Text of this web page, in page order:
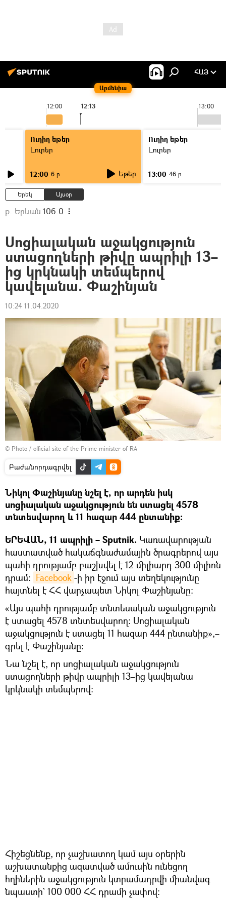
Արմենիա
ՀԱՅ
12:00 13:00
12:13
Ուղիղ եթեր
Լուրեր
12:00 6 ր Եթեր
Ուղիղ եթեր
Լուրեր
13:00 46 ր
Երեկ Այսօր
ք. Երևան 106.0
Սոցիալական աջակցություն
ստացողների թիվը ապրիլի 13–
ից կրկնակի տեմպերով
կավելանա. Փաշինյան
10:24 11.04.2020
© Photo / official site of the Prime minister of RA
Բաժանորդագրվել
Նիկոլ Փաշինյանը նշել է, որ արդեն իսկ
սոցիալական աջակցություն են ստացել 4578
տնտեսվարող և 11 հազար 444 ընտանիք։
ԵՐԵՎԱՆ, 11 ապրիլի – Sputnik. Կառավարության
հաստատված հակաճգնաժամային ծրագրերով այս
պահի դրությամբ բաշխվել է 12 միլիարդ 300 միլիոն
դրամ: Facebook -ի իր էջում այս տեղեկությունը
հայտնել է ՀՀ վարչապետ Նիկոլ Փաշինյանը։
«Այս պահի դրությամբ տնտեսական աջակցություն
է ստացել 4578 տնտեսվարող: Սոցիալական
աջակցություն է ստացել 11 հազար 444 ընտանիք»,–
գրել է Փաշինյանը:
Նա նշել է, որ սոցիալական աջակցություն
ստացողների թիվը ապրիլի 13–ից կավելանա
կրկնակի տեմպերով:
Հիշեցնենք, որ չաշխատող կամ այս օրերին
աշխատանքից ազատված ամուսին ունեցող
հղիներին աջակցություն կտրամադրվի միանվագ
նպաստի` 100 000 ՀՀ դրամի չափով։